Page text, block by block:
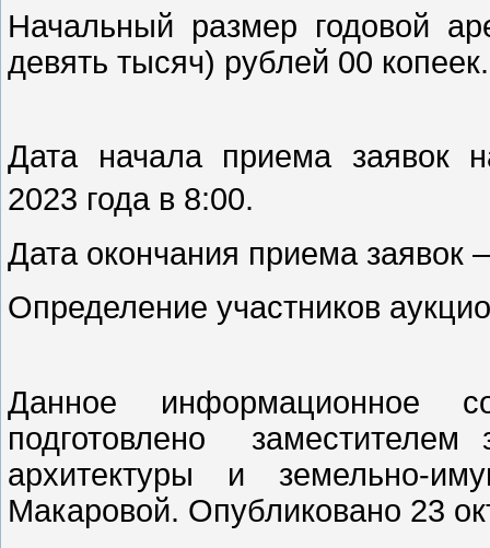
Начальный размер годовой
девять тысяч) рублей 00 копеек.
Дата начала приема заявок
2023 года в 8:00.
Дата окончания приема заявок
Определение участников
Данное информационное
подготовлено
заместителем
архитектуры и земельно-
Макаровой. Опубликовано 23